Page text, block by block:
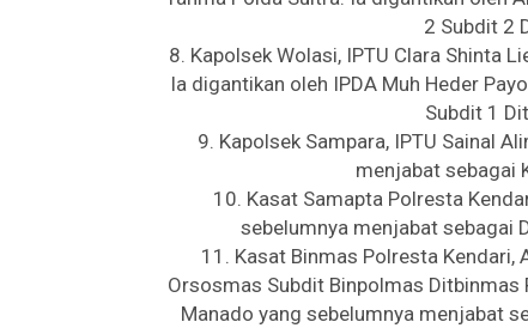
2 Subdit 2
8. Kapolsek Wolasi, IPTU Clara Shinta
Ia digantikan oleh IPDA Muh Heder
Subdit 1
9. Kapolsek Sampara, IPTU Sainal
menjabat sebagai
10. Kasat Samapta Polresta
sebelumnya menjabat sebagai
11. Kasat Binmas Polresta Kendari,
Orsosmas Subdit Binpolmas Ditbinmas
Manado yang sebelumnya menjabat